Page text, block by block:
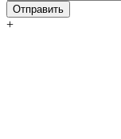
Отправить
+